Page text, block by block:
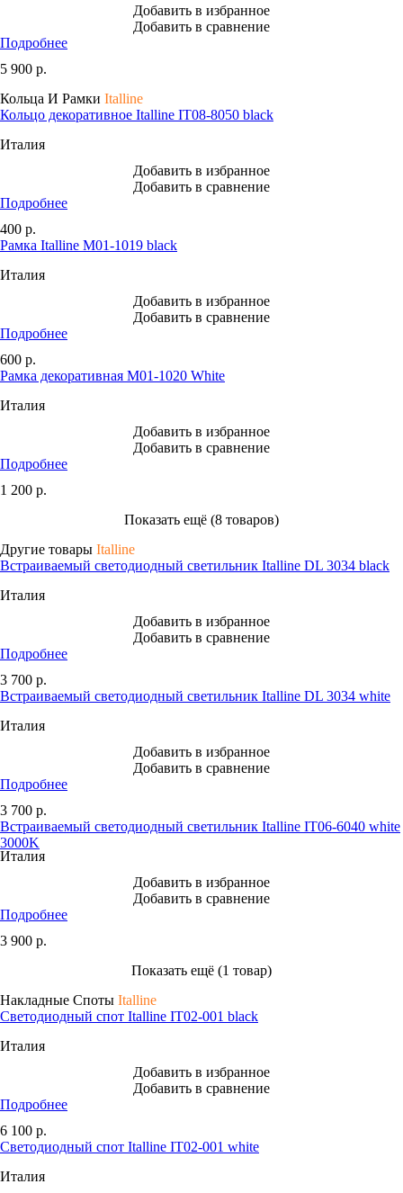
Добавить в избранное
Добавить в сравнение
Подробнее
5 900 р.
Кольца И Рамки Italline
Кольцо декоративное Italline IT08-8050 black
Италия
Добавить в избранное
Добавить в сравнение
Подробнее
400 р.
Рамка Italline M01-1019 black
Италия
Добавить в избранное
Добавить в сравнение
Подробнее
600 р.
Рамка декоративная M01-1020 White
Италия
Добавить в избранное
Добавить в сравнение
Подробнее
1 200 р.
Показать ещё (8 товаров)
Другие товары Italline
Встраиваемый светодиодный светильник Italline DL 3034 black
Италия
Добавить в избранное
Добавить в сравнение
Подробнее
3 700 р.
Встраиваемый светодиодный светильник Italline DL 3034 white
Италия
Добавить в избранное
Добавить в сравнение
Подробнее
3 700 р.
Встраиваемый светодиодный светильник Italline IT06-6040 white
3000K
Италия
Добавить в избранное
Добавить в сравнение
Подробнее
3 900 р.
Показать ещё (1 товар)
Накладные Споты Italline
Светодиодный спот Italline IT02-001 black
Италия
Добавить в избранное
Добавить в сравнение
Подробнее
6 100 р.
Светодиодный спот Italline IT02-001 white
Италия